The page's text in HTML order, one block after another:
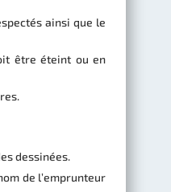
ainsi que le
être éteint ou en
dessinées.
de l’emprunteur